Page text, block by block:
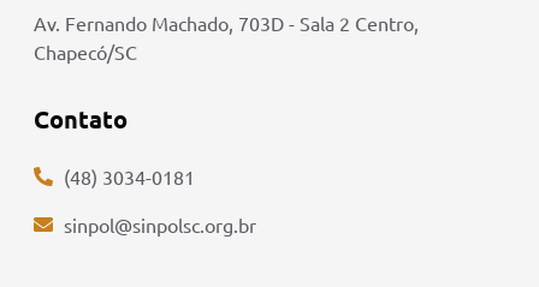
Av. Fernando Machado, 703D - Sala 2 Centro,
Chapecó/SC
Contato
(48) 3034-0181
sinpol@sinpolsc.org.br